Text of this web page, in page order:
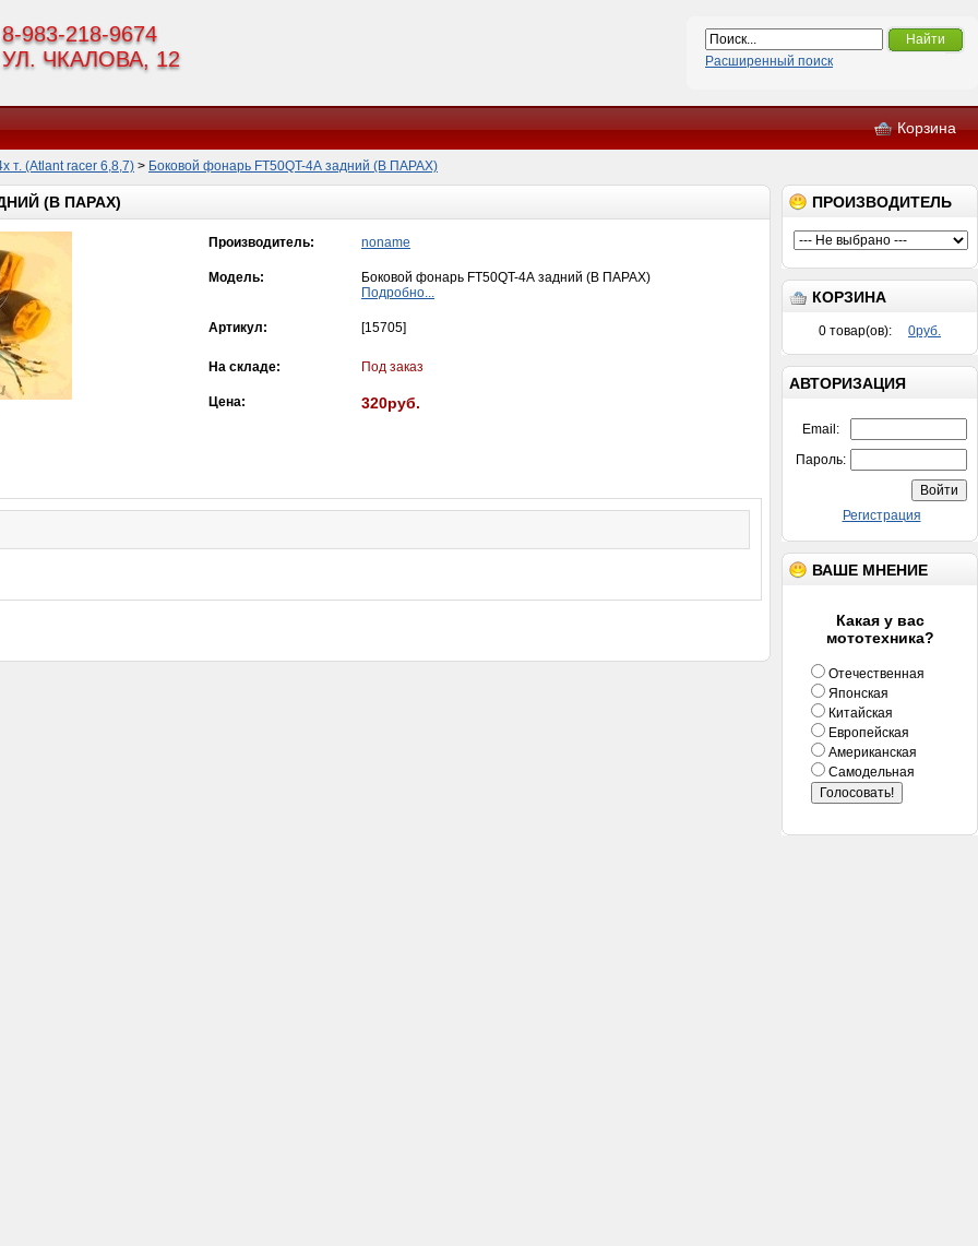
8-983-218-9674
УЛ. ЧКАЛОВА, 12
Найти
Расширенный поиск
Корзина
т. (Atlant racer 6,8,7) > Боковой фонарь FT50QT-4А задний (В ПАРАХ)
ПРОИЗВОДИТЕЛЬ
КОРЗИНА
0 товар(ов): 0руб.
АВТОРИЗАЦИЯ
Email:
Пароль:
Регистрация
ВАШЕ МНЕНИЕ
Какая у вас
мототехника?
Отечественная
Японская
Китайская
Европейская
Американская
Самодельная
(В ПАРАХ)
Производитель: noname
Модель:
Боковой фонарь FT50QT-4А задний (В ПАРАХ)
Подробно...
Артикул: [15705]
На складе: Под заказ
Цена: 320руб.